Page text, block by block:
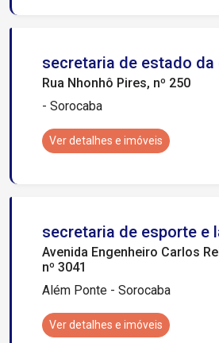
secretaria de estado da
Rua Nhonhô Pires, nº 250
- Sorocaba
Ver detalhes e imóveis
secretaria de esporte e
Avenida Engenheiro Carlos
nº 3041
Além Ponte - Sorocaba
Ver detalhes e imóveis